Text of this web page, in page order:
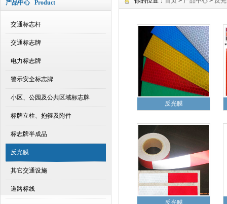
产品中心 Product
交通标志杆
交通标志牌
电力标志牌
警示安全标志牌
小区、公园及公共区域标志牌
标牌立柱、抱箍及附件
标志牌半成品
反光膜
其它交通设施
道路标线
反光膜
反光膜